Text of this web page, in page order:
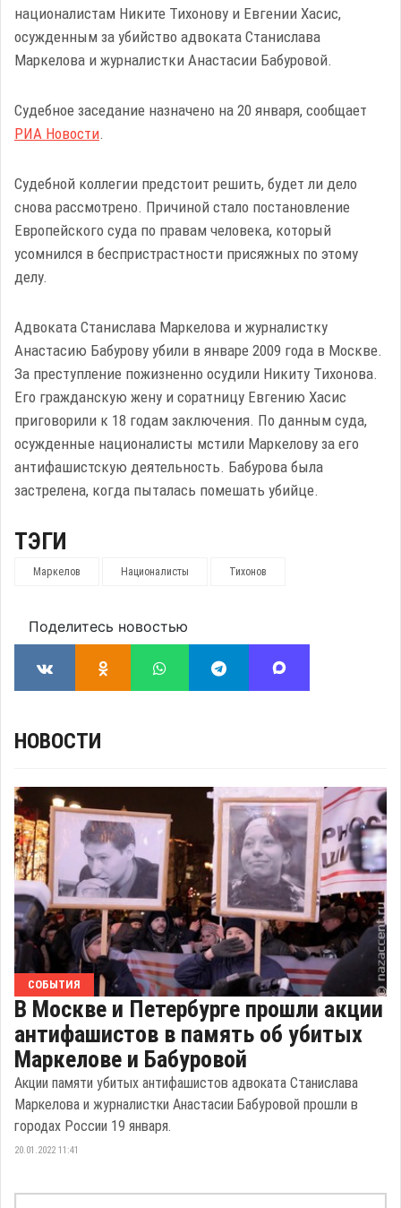
националистам Никите Тихонову и Евгении Хасис,
осужденным за убийство адвоката Станислава
Маркелова и журналистки Анастасии Бабуровой.
Судебное заседание назначено на 20 января, сообщает
РИА Новости.
Судебной коллегии предстоит решить, будет ли дело
снова рассмотрено. Причиной стало постановление
Европейского суда по правам человека, который
усомнился в беспристрастности присяжных по этому
делу.
Адвоката Станислава Маркелова и журналистку
Анастасию Бабурову убили в январе 2009 года в Москве.
За преступление пожизненно осудили Никиту Тихонова.
Его гражданскую жену и соратницу Евгению Хасис
приговорили к 18 годам заключения. По данным суда,
осужденные националисты мстили Маркелову за его
антифашистскую деятельность. Бабурова была
застрелена, когда пыталась помешать убийце.
ТЭГИ
Маркелов Националисты Тихонов
Поделитесь новостью
НОВОСТИ
СОБЫТИЯ
В Москве и Петербурге прошли акции
антифашистов в память об убитых
Маркелове и Бабуровой
Акции памяти убитых антифашистов адвоката Станислава
Маркелова и журналистки Анастасии Бабуровой прошли в
городах России 19 января.
20.01.2022 11:41